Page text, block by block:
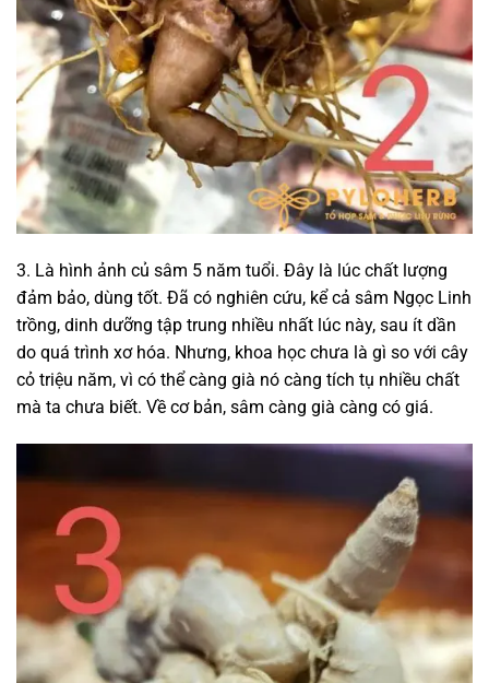
3. Là hình ảnh củ sâm 5 năm tuổi. Đây là lúc chất lượng
đảm bảo, dùng tốt. Đã có nghiên cứu, kể cả sâm Ngọc Linh
trồng, dinh dưỡng tập trung nhiều nhất lúc này, sau ít dần
do quá trình xơ hóa. Nhưng, khoa học chưa là gì so với cây
cỏ triệu năm, vì có thể càng già nó càng tích tụ nhiều chất
mà ta chưa biết. Về cơ bản, sâm càng già càng có giá.